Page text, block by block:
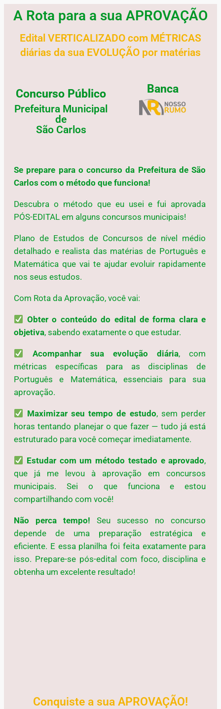
A Rota para a sua APROVAÇÃO
Edital VERTICALIZADO com MÉTRICAS
diárias da sua EVOLUÇÃO por matérias
Concurso Público
Prefeitura Municipal
de
São Carlos
Banca
Se prepare para o concurso da Prefeitura de São
Carlos com o método que funciona!
Descubra o método que eu usei e fui aprovada
PÓS-EDITAL em alguns concursos municipais!
Plano de Estudos de Concursos de nível médio
detalhado e realista das matérias de Português e
Matemática que vai te ajudar evoluir rapidamente
nos seus estudos.
Com Rota da Aprovação, você vai:
Obter o conteúdo do edital de forma clara e
objetiva, sabendo exatamente o que estudar.
Acompanhar sua evolução diária, com
métricas específicas para as disciplinas de
Português e Matemática, essenciais para sua
aprovação.
Maximizar seu tempo de estudo, sem perder
horas tentando planejar o que fazer — tudo já está
estruturado para você começar imediatamente.
Estudar com um método testado e aprovado,
que já me levou à aprovação em concursos
municipais. Sei o que funciona e estou
compartilhando com você!
Não perca tempo! Seu sucesso no concurso
depende de uma preparação estratégica e
eficiente. E essa planilha foi feita exatamente para
isso. Prepare-se pós-edital com foco, disciplina e
obtenha um excelente resultado!
Conquiste a sua APROVAÇÃO!